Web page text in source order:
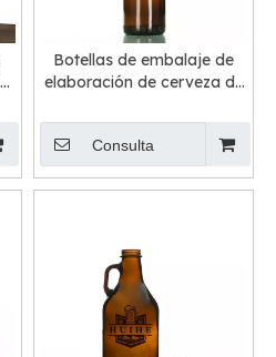
Botellas de embalaje de
elaboración de cerveza de
Consulta